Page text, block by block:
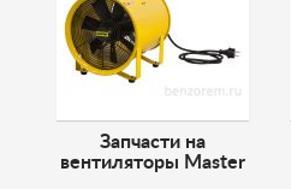
Запчасти на
вентиляторы Master